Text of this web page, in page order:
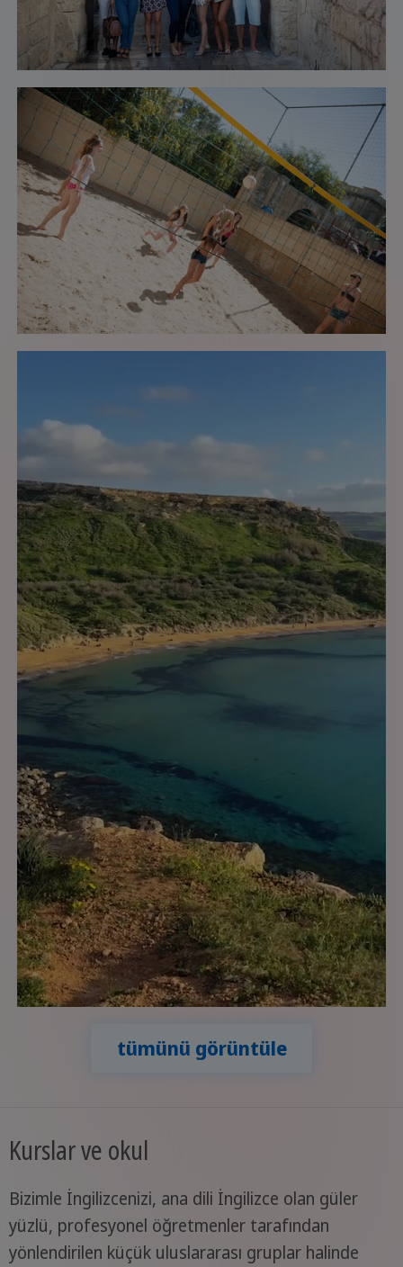
tümünü görüntüle
Kurslar ve okul
Bizimle İngilizcenizi, ana dili İngilizce olan güler
yüzlü, profesyonel öğretmenler tarafından
yönlendirilen küçük uluslararası gruplar halinde